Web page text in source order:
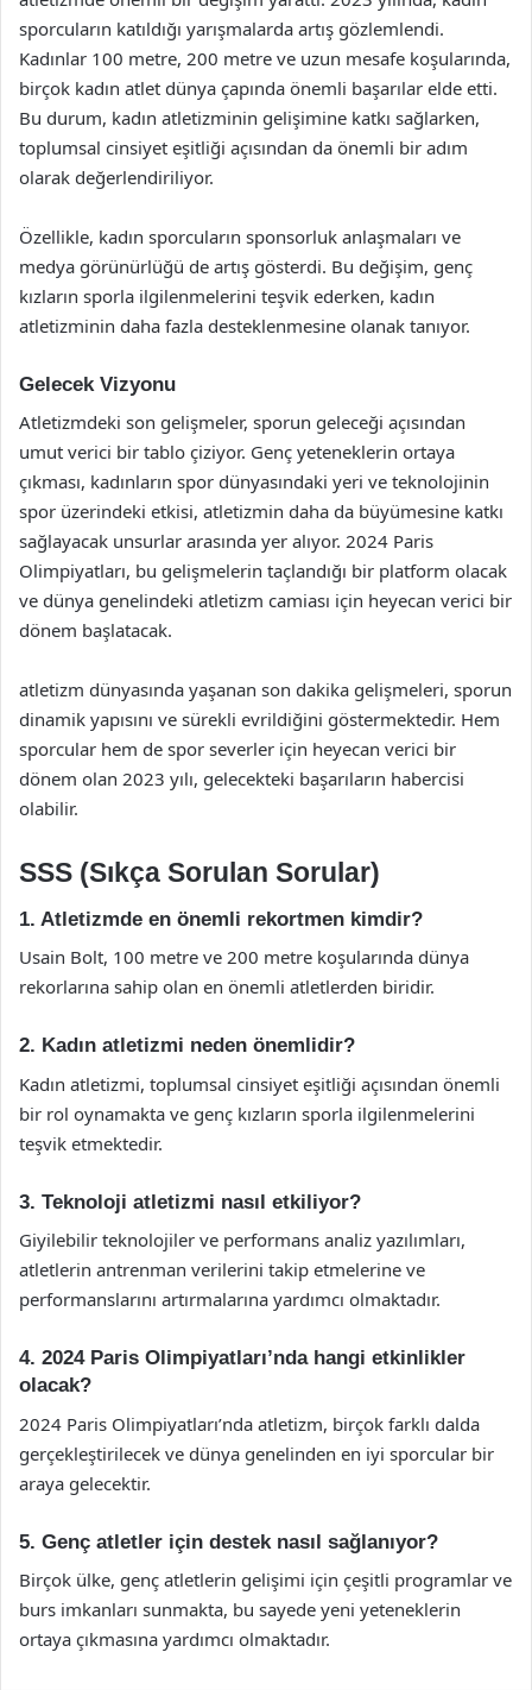
sporcuların katıldığı yarışmalarda artış gözlemlendi.
Kadınlar 100 metre, 200 metre ve uzun mesafe koşularında,
birçok kadın atlet dünya çapında önemli başarılar elde etti.
Bu durum, kadın atletizminin gelişimine katkı sağlarken,
toplumsal cinsiyet eşitliği açısından da önemli bir adım
olarak değerlendiriliyor.
Özellikle, kadın sporcuların sponsorluk anlaşmaları ve
medya görünürlüğü de artış gösterdi. Bu değişim, genç
kızların sporla ilgilenmelerini teşvik ederken, kadın
atletizminin daha fazla desteklenmesine olanak tanıyor.
Gelecek Vizyonu
Atletizmdeki son gelişmeler, sporun geleceği açısından
umut verici bir tablo çiziyor. Genç yeteneklerin ortaya
çıkması, kadınların spor dünyasındaki yeri ve teknolojinin
spor üzerindeki etkisi, atletizmin daha da büyümesine katkı
sağlayacak unsurlar arasında yer alıyor. 2024 Paris
Olimpiyatları, bu gelişmelerin taçlandığı bir platform olacak
ve dünya genelindeki atletizm camiası için heyecan verici bir
dönem başlatacak.
atletizm dünyasında yaşanan son dakika gelişmeleri, sporun
dinamik yapısını ve sürekli evrildiğini göstermektedir. Hem
sporcular hem de spor severler için heyecan verici bir
dönem olan 2023 yılı, gelecekteki başarıların habercisi
olabilir.
SSS (Sıkça Sorulan Sorular)
1. Atletizmde en önemli rekortmen kimdir?
Usain Bolt, 100 metre ve 200 metre koşularında dünya
rekorlarına sahip olan en önemli atletlerden biridir.
2. Kadın atletizmi neden önemlidir?
Kadın atletizmi, toplumsal cinsiyet eşitliği açısından önemli
bir rol oynamakta ve genç kızların sporla ilgilenmelerini
teşvik etmektedir.
3. Teknoloji atletizmi nasıl etkiliyor?
Giyilebilir teknolojiler ve performans analiz yazılımları,
atletlerin antrenman verilerini takip etmelerine ve
performanslarını artırmalarına yardımcı olmaktadır.
4. 2024 Paris Olimpiyatları’nda hangi etkinlikler
olacak?
2024 Paris Olimpiyatları’nda atletizm, birçok farklı dalda
gerçekleştirilecek ve dünya genelinden en iyi sporcular bir
araya gelecektir.
5. Genç atletler için destek nasıl sağlanıyor?
Birçok ülke, genç atletlerin gelişimi için çeşitli programlar ve
burs imkanları sunmakta, bu sayede yeni yeteneklerin
ortaya çıkmasına yardımcı olmaktadır.